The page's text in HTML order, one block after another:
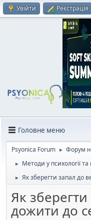
Увійти Реєстрація
Головне меню
Psyonica Forum ► Форум
► Методи у психології
► Як зберегти запал до
Як
дожити до